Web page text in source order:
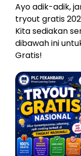
Ayo adik-adik,
tryout gratis
Kita sediakan
dibawah ini
Gratis!